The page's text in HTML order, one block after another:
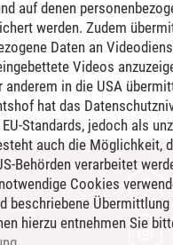
-Inter- or
auf denen
werden. Zudem
Daten an
Videos
anderem in die USA
hat das
Standards, jedoch als
auch die Möglichkeit,
Behörden verarbeitet
Cookies
beschriebene
hierzu entnehmen Sie